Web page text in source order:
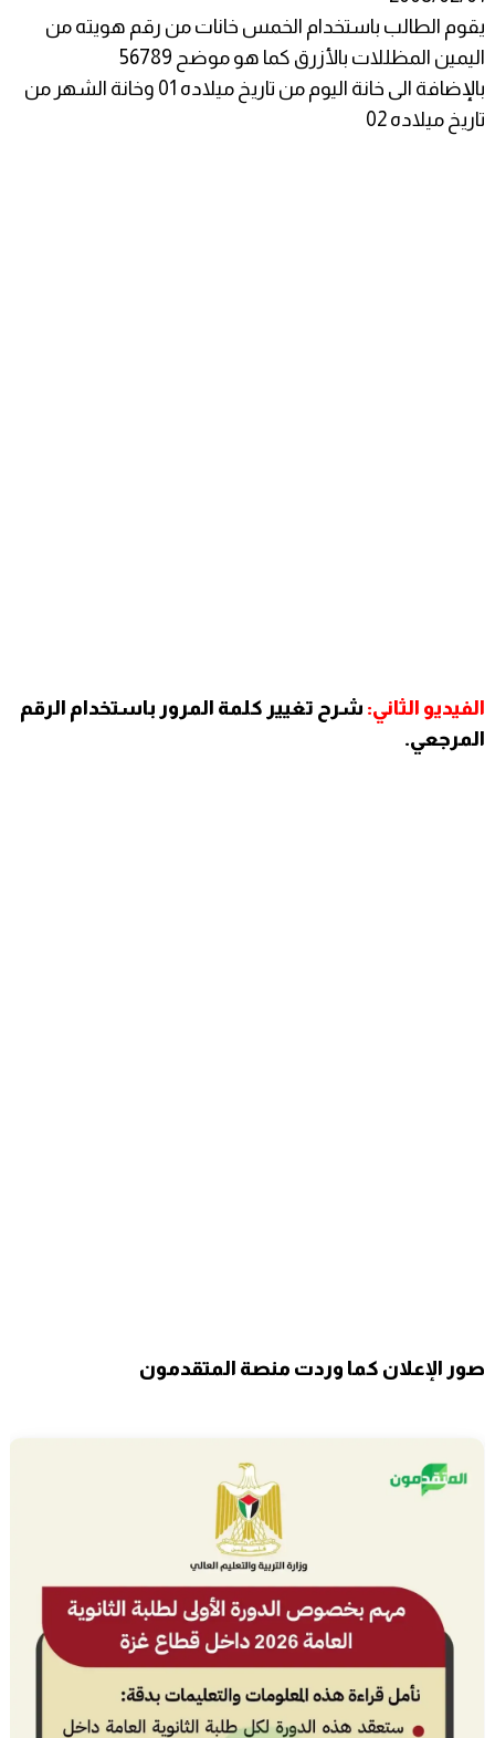
يقوم الطالب باستخدام الخمس خانات من رقم هويته من
اليمين المظللات بالأزرق كما هو موضح 56789
بالإضافة الى خانة اليوم من تاريخ ميلاده 01 وخانة الشهر من
تاريخ ميلاده 02
الفيديو الثاني: شرح تغيير كلمة المرور باستخدام الرقم
المرجعي.
صور الإعلان كما وردت منصة المتقدمون